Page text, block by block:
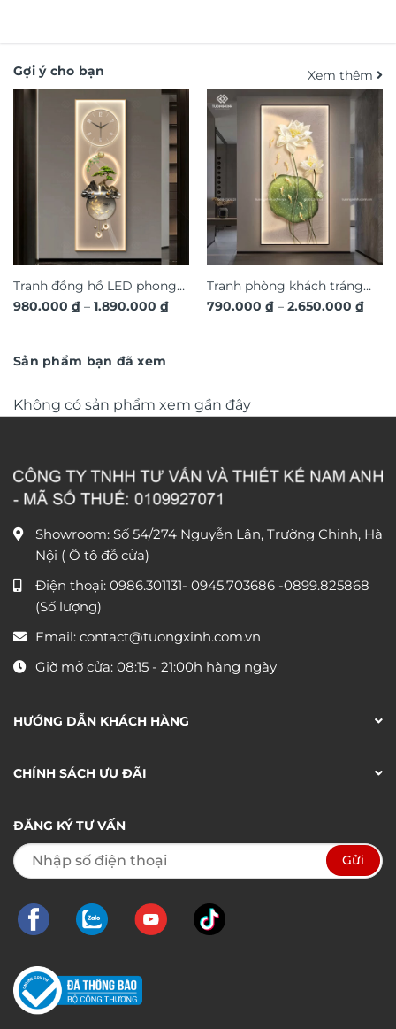
Gợi ý cho bạn Xem thêm
Tranh đồng hồ LED phong
cảnh 3D nghệ thuật DG365
980.000 ₫ – 1.890.000 ₫Khoảng
Tranh phòng khách tráng
gương đèn LED đính đá pha
790.000 ₫ – 2.650.000 ₫
Sản phẩm bạn đã xem
Không có sản phẩm xem gần đây
Showroom: Số 54/274 Nguyễn Lân, Trường Chinh, Hà
Nội ( Ô tô đỗ cửa)
Điện thoại: 0986.301131- 0945.703686 -0899.825868
(Số lượng)
Email: contact@tuongxinh.com.vn
Giờ mở cửa: 08:15 - 21:00h hàng ngày
HƯỚNG DẪN KHÁCH HÀNG
CHÍNH SÁCH ƯU ĐÃI
ĐĂNG KÝ TƯ VẤN